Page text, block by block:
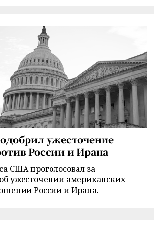
ужесточение
России и Ирана
США проголосовал за
ужесточении американских
России и Ирана.